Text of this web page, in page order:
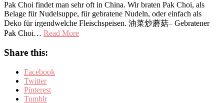
Pak Choi findet man sehr oft in China. Wir braten Pak Choi, als
Belage für Nudelsuppe, für gebratene Nudeln, oder einfach als
Deko für irgendwelche Fleischspeisen. 油菜炒蘑菇– Gebratener
Pak Choi… Read More
Share this:
Facebook
Twitter
Pinterest
Tumblr